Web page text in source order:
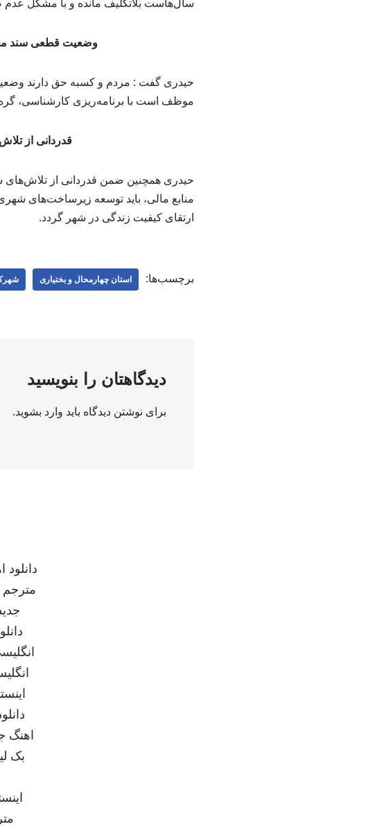
سال‌هاست بلاتکلیف مانده و با مشکل
وضعیت قطعی سند
حیدری گفت : مردم و کسبه حق دارند
موظف است با برنامه‌ریزی کارشناسی،
قدردانی از
حیدری همچنین ضمن قدردانی از تلاش‌های
منابع مالی، باید توسعه زیرساخت‌های شهری
ارتقای کیفیت زندگی در شهر گردد.
برچسب‌ها: استان چهارمحال و بختیاری
دیدگاهتان را بنویسید
برای نوشتن دیدگاه باید وارد بشوید.
دانلود
اهنگ
بک